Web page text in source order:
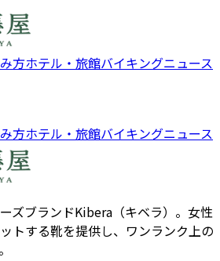
方ホテル・旅館バイキングニュース
方ホテル・旅館バイキングニュース
ズブランドKibera（キベラ）。女性
トする靴を提供し、ワンランク上の